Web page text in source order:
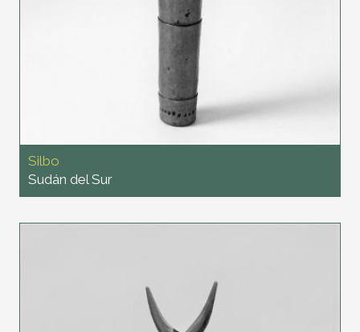
Silbo
Sudán del Sur